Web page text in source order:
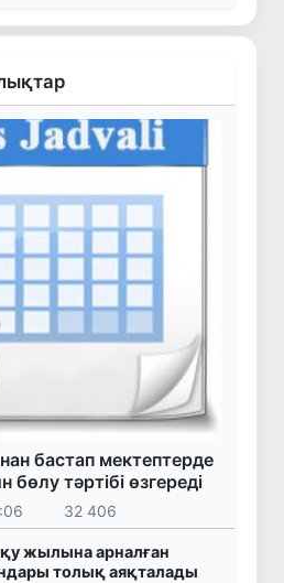
бастап мектептерде
бөлу тәртібі өзгереді
32 406
жылына арналған
толық аяқталады